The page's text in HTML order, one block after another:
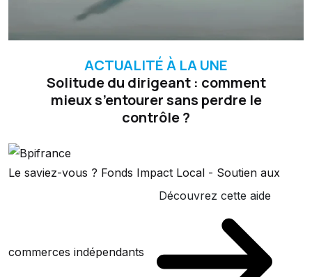
ACTUALITÉ À LA UNE
Solitude du dirigeant : comment
mieux s’entourer sans perdre le
contrôle ?
Le saviez-vous ? Fonds Impact Local - Soutien aux
commerces indépendants
Découvrez cette aide